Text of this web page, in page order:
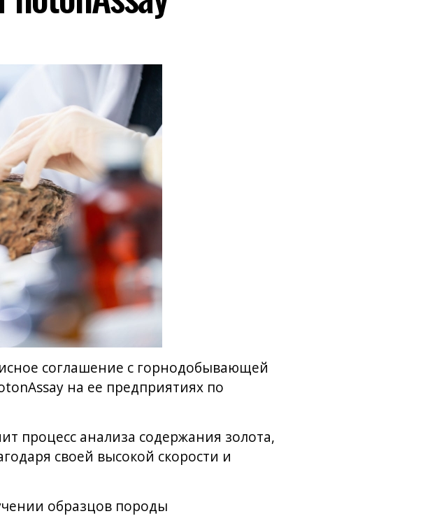
соглашение с горнодобывающей
на ее предприятиях по
процесс анализа содержания золота,
своей высокой скорости и
образцов породы